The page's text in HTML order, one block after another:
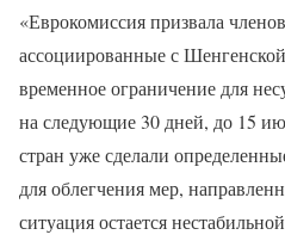
«Еврокомиссия призвала
ассоциированные с
временное ограничение для
на следующие 30 дней, до 15
стран уже сделали
для облегчения мер,
ситуация остается